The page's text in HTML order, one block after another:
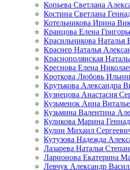
Копьева Светлана
Костина Светлана
Котельникова Ирина
Кранцова Елена
Красильникова Наталья
Краснер Наталья
Краснополянская
Креснова Елена
Кроткова Любовь
Крутькова Александра
Кузнецова Анастасия
Кузьменок Анна
Кузьмина Валентина
Куликова Марина
Кулин Михаил
Кутузова Надежда
Лазарева Наталья
Ларионова Екатерина
Левчук Александр